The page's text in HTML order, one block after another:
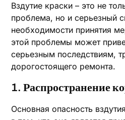
Вздутие краски – это не
проблема, но и серьезный
необходимости принятия
этой проблемы может
серьезным последствиям,
дорогостоящего ремонта.
1. Распространение
Основная опасность